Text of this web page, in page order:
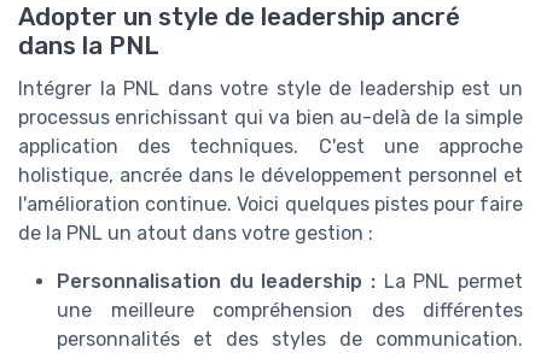
Adopter un style de leadership ancré
dans la PNL
Intégrer la PNL dans votre style de leadership est un
processus enrichissant qui va bien au-delà de la simple
application des techniques. C'est une approche
holistique, ancrée dans le développement personnel et
l'amélioration continue. Voici quelques pistes pour faire
de la PNL un atout dans votre gestion :
Personnalisation du leadership : La PNL permet
une meilleure compréhension des différentes
personnalités et des styles de communication.